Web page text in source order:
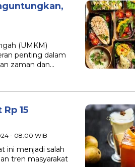
(UMKM)
penting dalam
zaman dan…
15
- 08:00 WIB
ini menjadi salah
tren masyarakat